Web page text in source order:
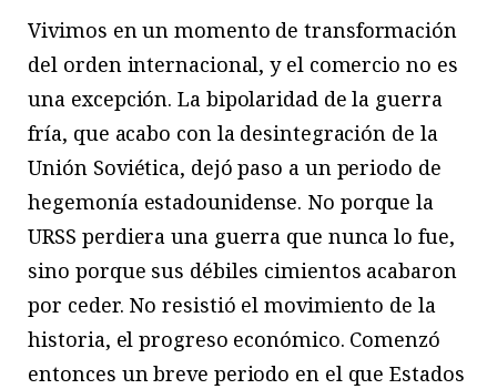
Vivimos en un momento de transformación
del orden internacional, y el comercio no es
una excepción. La bipolaridad de la guerra
fría, que acabo con la desintegración de la
Unión Soviética, dejó paso a un periodo de
hegemonía estadounidense. No porque la
URSS perdiera una guerra que nunca lo fue,
sino porque sus débiles cimientos acabaron
por ceder. No resistió el movimiento de la
historia, el progreso económico. Comenzó
entonces un breve periodo en el que Estados